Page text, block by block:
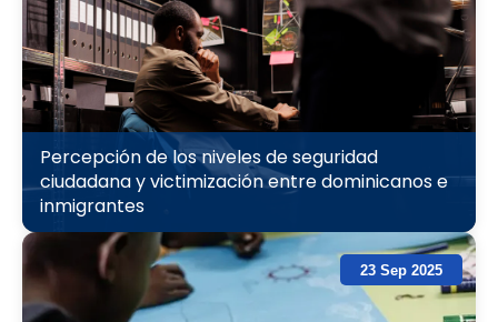
Percepción de los niveles de seguridad
ciudadana y victimización entre dominicanos e
inmigrantes
23 Sep 2025